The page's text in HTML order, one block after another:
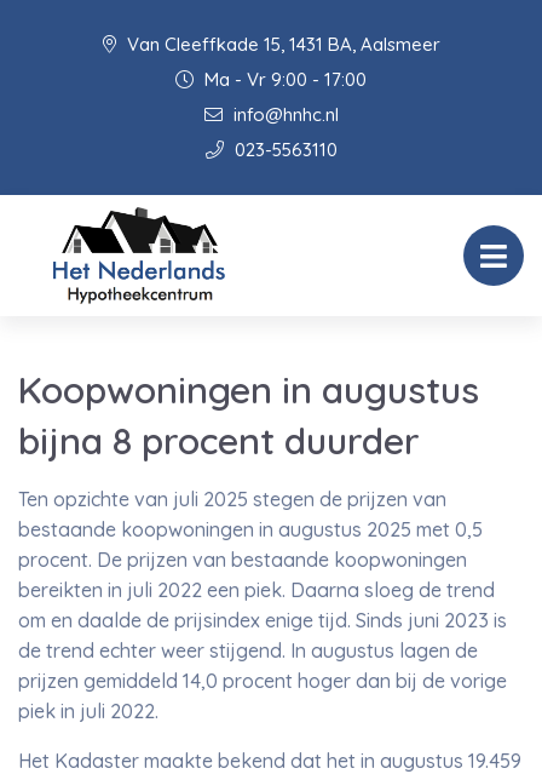
Van Cleeffkade 15, 1431 BA, Aalsmeer
Ma - Vr 9:00 - 17:00
info@hnhc.nl
023-5563110
Koopwoningen in augustus
bijna 8 procent duurder
Ten opzichte van juli 2025 stegen de prijzen van
bestaande koopwoningen in augustus 2025 met 0,5
procent. De prijzen van bestaande koopwoningen
bereikten in juli 2022 een piek. Daarna sloeg de trend
om en daalde de prijsindex enige tijd. Sinds juni 2023 is
de trend echter weer stijgend. In augustus lagen de
prijzen gemiddeld 14,0 procent hoger dan bij de vorige
piek in juli 2022.
Het Kadaster maakte bekend dat het in augustus 19.459